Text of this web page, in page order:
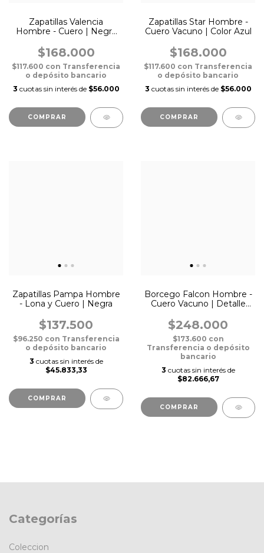
Zapatillas Valencia
Hombre - Cuero | Negra
$168.000
$117.600 con Transferencia
o depósito bancario
3 cuotas sin interés de $56.000
COMPRAR
Zapatillas Star Hombre -
Cuero Vacuno | Color Azul
$168.000
$117.600 con Transferencia
o depósito bancario
3 cuotas sin interés de $56.000
COMPRAR
Zapatillas Pampa Hombre
- Lona y Cuero | Negra
$137.500
$96.250 con Transferencia
o depósito bancario
3 cuotas sin interés de
$45.833,33
COMPRAR
Borcego Falcon Hombre -
Cuero Vacuno | Detalle
Azulado Manchado
$248.000
$173.600 con
Transferencia o depósito
bancario
3 cuotas sin interés de
$82.666,67
COMPRAR
Categorías
Coleccion